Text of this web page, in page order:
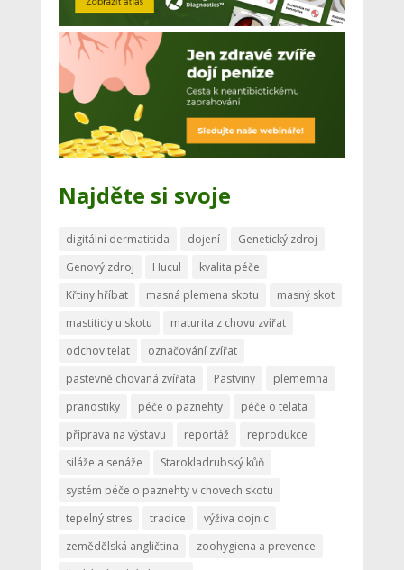
Najděte si svoje
digitální dermatitida dojení
Genetický zdroj
Genový zdroj
Hucul
kvalita péče
Křtiny hříbat
masná plemena skotu
masný skot
mastitidy u skotu
maturita z chovu zvířat
odchov telat
označování zvířat
pastevně chovaná zvířata
Pastviny
plememna
pranostiky
péče o paznehty
péče o telata
příprava na výstavu
reportáž
reprodukce
siláže a senáže
Starokladrubský kůň
systém péče o paznehty v chovech skotu
tepelný stres
tradice
výživa dojnic
zemědělská angličtina
zoohygiena a prevence